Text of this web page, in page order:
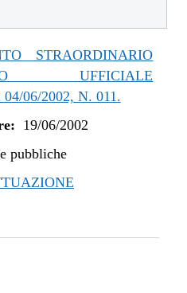
STRAORDINARIO
UFFICIALE
06/2002, N. 011.
19/06/2002
pubbliche